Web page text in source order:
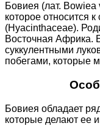
Бовиея (лат.
которое относится
(Hyacinthaceae).
Восточная Африка.
суккулентными
побегами, которые
Бовиея обладает
которые делают ее